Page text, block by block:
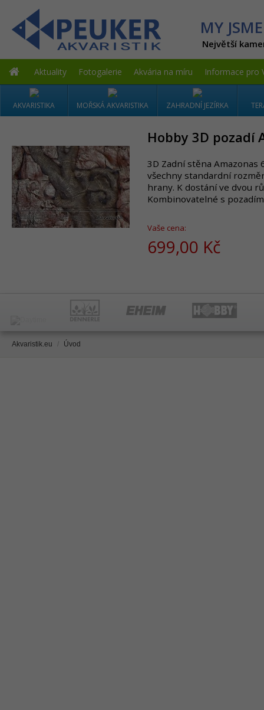
MY
Největší
Aktuality Fotogalerie Akvária na míru Informace pro
AKVARISTIKA MOŘSKÁ AKVARISTIKA ZAHRADNÍ JEZÍRKA
Hobby 3D pozadí
3D Zadní stěna Amazonas
všechny standardní
hrany. K dostání ve dvou
Kombinovatelné s pozadím
Vaše cena:
699,00 Kč
Akvaristik.eu / Úvod